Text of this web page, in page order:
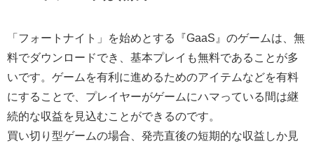
「フォートナイト」を始めとする『GaaS』のゲームは、無
料でダウンロードでき、基本プレイも無料であることが多
いです。ゲームを有利に進めるためのアイテムなどを有料
にすることで、プレイヤーがゲームにハマっている間は継
続的な収益を見込むことができるのです。
買い切り型ゲームの場合、発売直後の短期的な収益しか見